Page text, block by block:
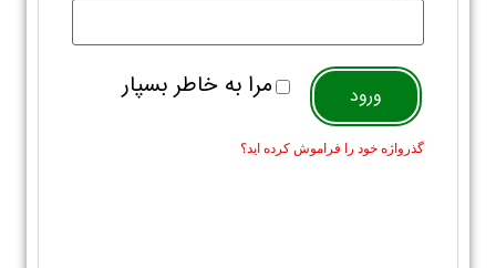
مرا به خاطر بسپار ورود
گذرواژه خود را فراموش کرده اید؟